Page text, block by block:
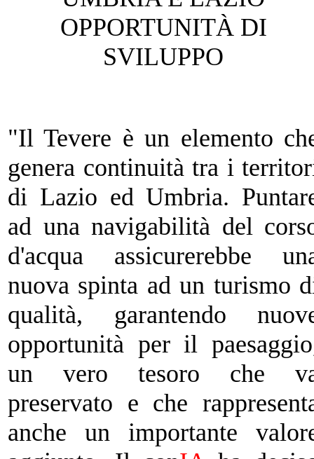
OPPORTUNITÀ DI
SVILUPPO
"Il Tevere è un elemento
genera continuità tra i
di Lazio ed Umbria.
ad una navigabilità del
d'acqua assicurerebbe
nuova spinta ad un turismo
qualità, garantendo
opportunità per il
un vero tesoro che
preservato e che
anche un importante